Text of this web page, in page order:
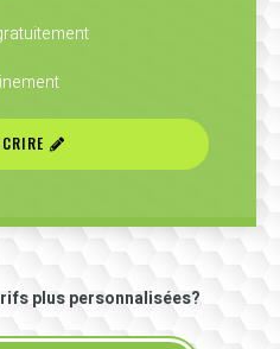
plus personnalisées?